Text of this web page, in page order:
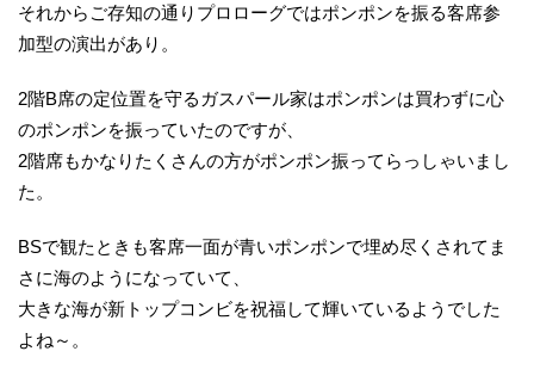
それからご存知の通りプロローグではポンポンを振る客席参
加型の演出があり。
2階B席の定位置を守るガスパール家はポンポンは買わずに心
のポンポンを振っていたのですが、
2階席もかなりたくさんの方がポンポン振ってらっしゃいまし
た。
BSで観たときも客席一面が青いポンポンで埋め尽くされてま
さに海のようになっていて、
大きな海が新トップコンビを祝福して輝いているようでした
よね～。